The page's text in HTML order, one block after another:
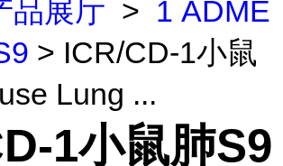
品展厅 > 1 ADME
> ICR/CD-1小鼠
Lung ...
1小鼠肺S9